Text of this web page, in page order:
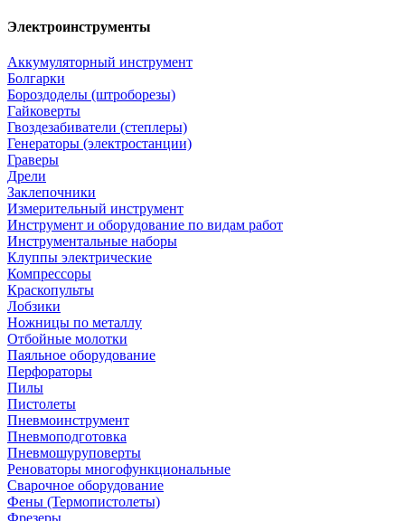
Электроинструменты
Аккумуляторный инструмент
Болгарки
Бороздоделы (штроборезы)
Гайковерты
Гвоздезабиватели (степлеры)
Генераторы (электростанции)
Граверы
Дрели
Заклепочники
Измерительный инструмент
Инструмент и оборудование по видам работ
Инструментальные наборы
Клуппы электрические
Компрессоры
Краскопульты
Лобзики
Ножницы по металлу
Отбойные молотки
Паяльное оборудование
Перфораторы
Пилы
Пистолеты
Пневмоинструмент
Пневмоподготовка
Пневмошуруповерты
Реноваторы многофункциональные
Сварочное оборудование
Фены (Термопистолеты)